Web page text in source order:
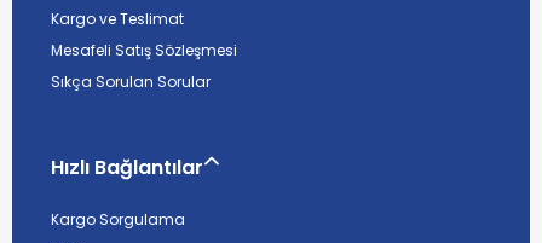
Kargo ve Teslimat
Mesafeli Satış Sözleşmesi
Sıkça Sorulan Sorular
Hızlı Bağlantılar
Kargo Sorgulama